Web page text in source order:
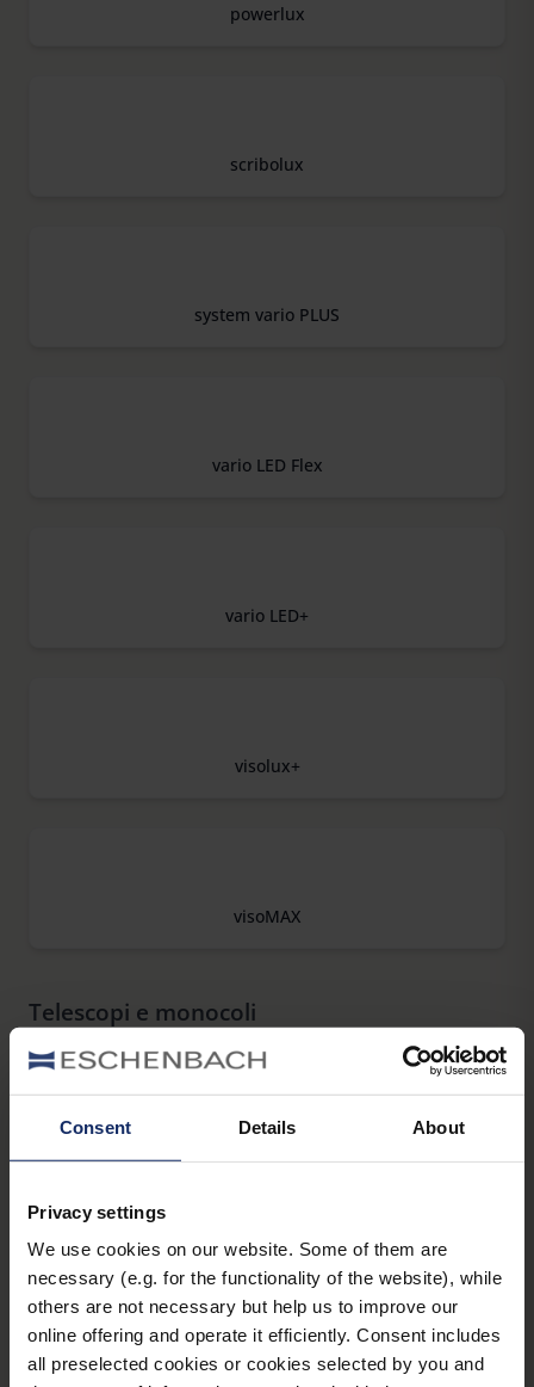
Consent Details About
Privacy settings
We use cookies on our website. Some of them are
necessary (e.g. for the functionality of the website), while
others are not necessary but help us to improve our
online offering and operate it efficiently. Consent includes
all preselected cookies or cookies selected by you and
powerlux
scribolux
system vario PLUS
vario LED Flex
vario LED+
visolux+
visoMAX
Telescopi e monocoli
club® M
Galilei 2,0 GF